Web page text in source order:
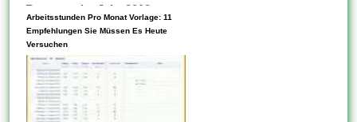
Beratung Im Jahr 2019
Arbeitsstunden Pro Monat Vorlage: 11
Empfehlungen Sie Müssen Es Heute
Versuchen